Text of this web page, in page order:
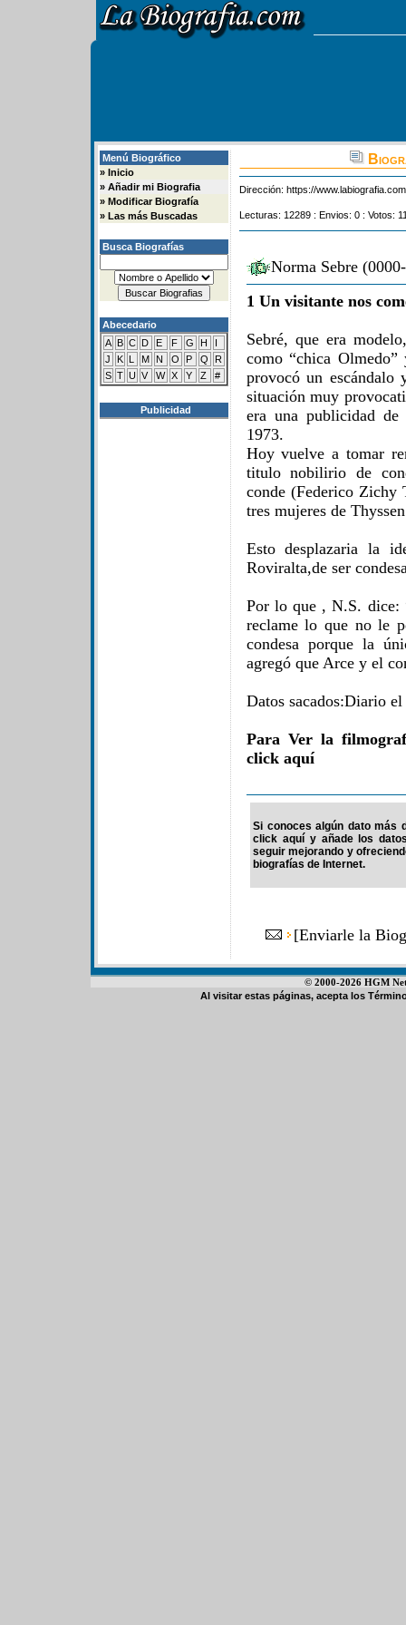
Menú Biográfico
» Inicio
» Añadir mi Biografia
» Modificar Biografía
» Las más Buscadas
Busca Biografías
Abecedario
A B C D E F G H
I
J
K L M N O P Q
R
S T U V W X Y Z #
Publicidad
Dirección: https://
Lecturas: 12289 : Envios: 0 : Votos:
Norma Sebre
1 Un visitante nos
Sebré, que era
como “chica
provocó un escándalo
situación muy
era una publicidad
1973.
Hoy vuelve a tomar
titulo nobilirio de
conde (Federico Zichy
tres mujeres de
Esto desplazaria la
Roviralta,de ser
Por lo que , N.S. dice:
reclame lo que no le
condesa porque la
agregó que Arce y el
Datos sacados:Diario
Para Ver la
click aquí
Si conoces algún dato más
click aquí y añade los
seguir mejorando y
biografías de Internet.
[Enviarle la
© 2000-2026 HGM
Al visitar estas páginas, acepta los